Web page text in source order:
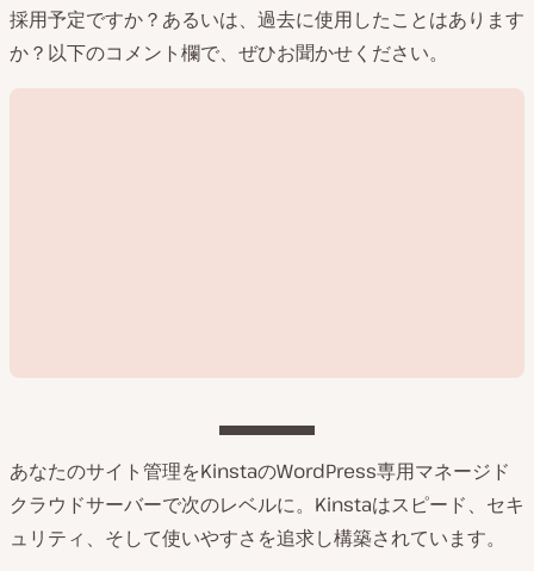
採用予定ですか？あるいは、過去に使用したことはあります
か？以下のコメント欄で、ぜひお聞かせください。
動
画
あなたのサイト管理をKinstaのWordPress専用マネージド
クラウドサーバーで次のレベルに。Kinstaはスピード、セキ
ュリティ、そして使いやすさを追求し構築されています。